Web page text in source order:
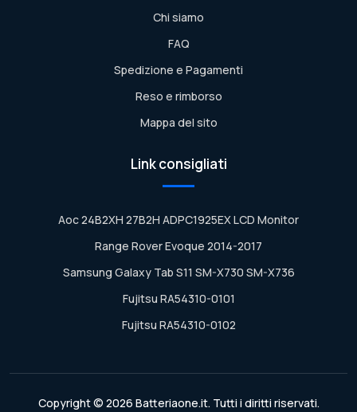
Chi siamo
FAQ
Spedizione e Pagamenti
Reso e rimborso
Mappa del sito
Link consigliati
Aoc 24B2XH 27B2H ADPC1925EX LCD Monitor
Range Rover Evoque 2014-2017
Samsung Galaxy Tab S11 SM-X730 SM-X736
Fujitsu RA54310-0101
Fujitsu RA54310-0102
Copyright © 2026 Batteriaone.it. Tutti i diritti riservati.